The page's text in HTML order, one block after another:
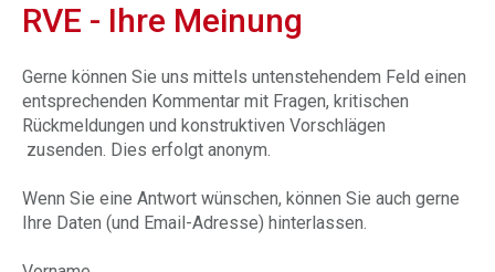
RVE - Ihre Meinung
Gerne können Sie uns mittels untenstehendem Feld einen
entsprechenden Kommentar mit Fragen, kritischen
Rückmeldungen und konstruktiven Vorschlägen
zusenden. Dies erfolgt anonym.
Wenn Sie eine Antwort wünschen, können Sie auch gerne
Ihre Daten (und Email-Adresse) hinterlassen.